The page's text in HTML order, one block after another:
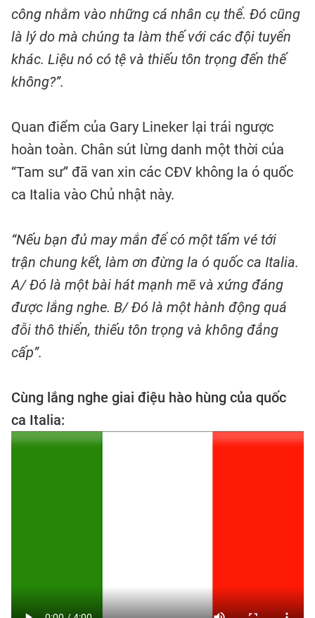
công nhằm vào những cá nhân cụ thể. Đó cũng
là lý do mà chúng ta làm thế với các đội tuyển
khác. Liệu nó có tệ và thiếu tôn trọng đến thế
không?”.
Quan điểm của Gary Lineker lại trái ngược
hoàn toàn. Chân sút lừng danh một thời của
“Tam sư” đã van xin các CĐV không la ó quốc
ca Italia vào Chủ nhật này.
“Nếu bạn đủ may mắn để có một tấm vé tới
trận chung kết, làm ơn đừng la ó quốc ca Italia.
A/ Đó là một bài hát mạnh mẽ và xứng đáng
được lắng nghe. B/ Đó là một hành động quá
đỗi thô thiển, thiếu tôn trọng và không đẳng
cấp”.
Cùng lắng nghe giai điệu hào hùng của quốc
ca Italia: